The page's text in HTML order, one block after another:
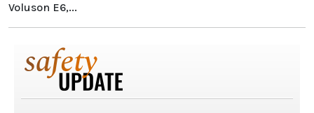
Voluson E6,...